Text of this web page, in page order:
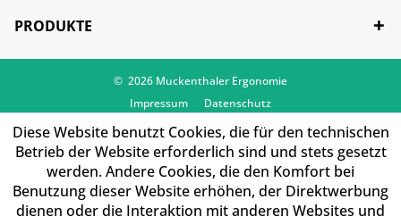
PRODUKTE
© 2026 Muckenthaler Ergonomie
Impressum
Datenschutz
Diese Website benutzt Cookies, die für den technischen
Betrieb der Website erforderlich sind und stets gesetzt
werden. Andere Cookies, die den Komfort bei
Benutzung dieser Website erhöhen, der Direktwerbung
dienen oder die Interaktion mit anderen Websites und